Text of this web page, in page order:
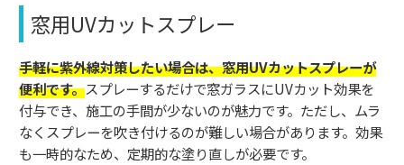
窓用UVカットスプレー
手軽に紫外線対策したい場合は、窓用UVカットスプレーが
便利です。スプレーするだけで窓ガラスにUVカット効果を
付与でき、施工の手間が少ないのが魅力です。ただし、ムラ
なくスプレーを吹き付けるのが難しい場合があります。効果
も一時的なため、定期的な塗り直しが必要です。